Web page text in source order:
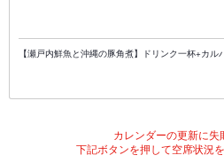
【瀬戸内鮮魚と沖縄の豚角煮】ドリンク一杯+カ
カレンダーの更新に失
下記ボタンを押して空席状況